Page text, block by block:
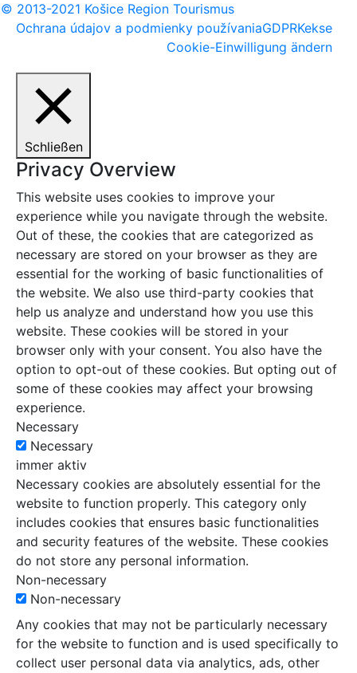
© 2013-2021 Košice Region Tourismus
Ochrana údajov a podmienky používaniaGDPRKekse
Cookie-Einwilligung ändern
Schließen
Privacy Overview
This website uses cookies to improve your
experience while you navigate through the website.
Out of these, the cookies that are categorized as
necessary are stored on your browser as they are
essential for the working of basic functionalities of
the website. We also use third-party cookies that
help us analyze and understand how you use this
website. These cookies will be stored in your
browser only with your consent. You also have the
option to opt-out of these cookies. But opting out of
some of these cookies may affect your browsing
experience.
Necessary
Necessary
immer aktiv
Necessary cookies are absolutely essential for the
website to function properly. This category only
includes cookies that ensures basic functionalities
and security features of the website. These cookies
do not store any personal information.
Non-necessary
Non-necessary
Any cookies that may not be particularly necessary
for the website to function and is used specifically to
collect user personal data via analytics, ads, other